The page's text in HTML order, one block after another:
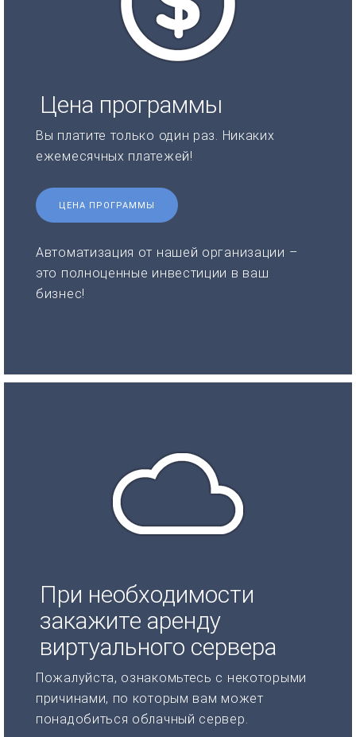
Цена программы
Вы платите только один раз. Никаких
ежемесячных платежей!
ЦЕНА ПРОГРАММЫ
Автоматизация от нашей организации –
это полноценные инвестиции в ваш
бизнес!
При необходимости
закажите аренду
виртуального сервера
Пожалуйста, ознакомьтесь с некоторыми
причинами, по которым вам может
понадобиться облачный сервер.